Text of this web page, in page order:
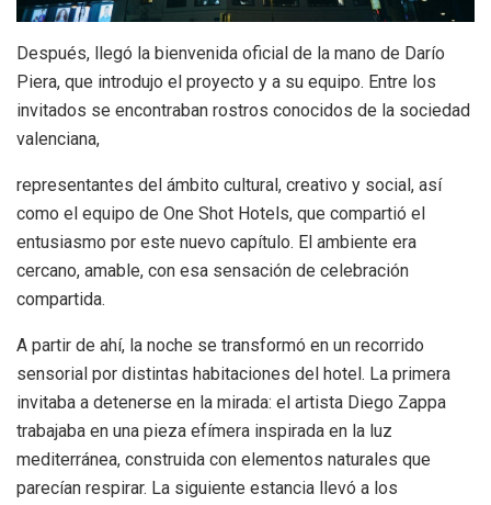
Después, llegó la bienvenida oficial de la mano de Darío
Piera, que introdujo el proyecto y a su equipo. Entre los
invitados se encontraban rostros conocidos de la sociedad
valenciana,
representantes del ámbito cultural, creativo y social, así
como el equipo de One Shot Hotels, que compartió el
entusiasmo por este nuevo capítulo. El ambiente era
cercano, amable, con esa sensación de celebración
compartida.
A partir de ahí, la noche se transformó en un recorrido
sensorial por distintas habitaciones del hotel. La primera
invitaba a detenerse en la mirada: el artista Diego Zappa
trabajaba en una pieza efímera inspirada en la luz
mediterránea, construida con elementos naturales que
parecían respirar. La siguiente estancia llevó a los